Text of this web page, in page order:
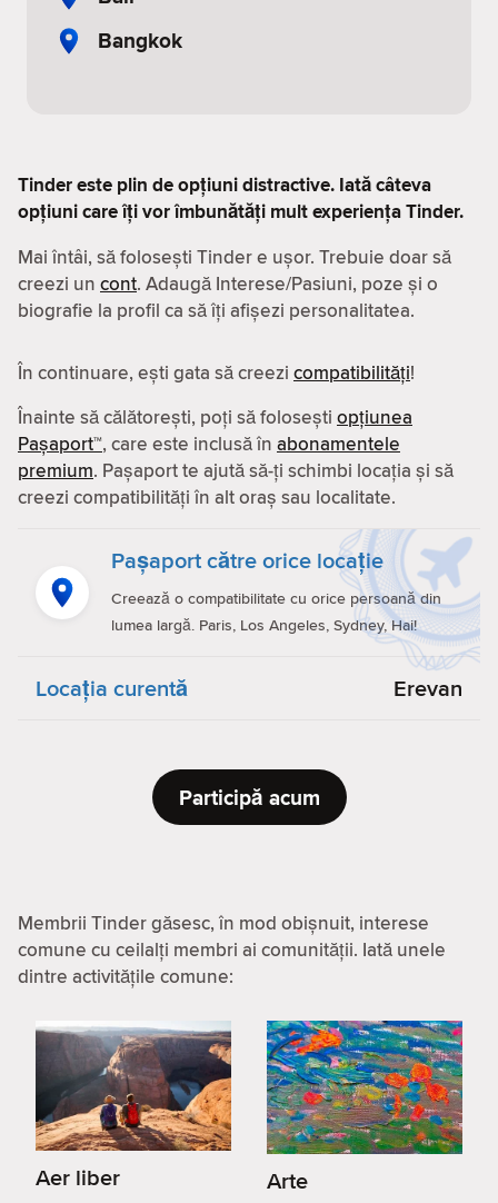
Bangkok
Tinder este plin de opțiuni distractive. Iată câteva
opțiuni care îți vor îmbunătăți mult experiența Tinder.
Mai întâi, să folosești Tinder e ușor. Trebuie doar să
creezi un cont. Adaugă Interese/Pasiuni, poze și o
biografie la profil ca să îți afișezi personalitatea.
În continuare, ești gata să creezi compatibilităţi!
Înainte să călătorești, poți să folosești opțiunea
Pașaport™, care este inclusă în abonamentele
premium. Pașaport te ajută să-ți schimbi locația și să
creezi compatibilităţi în alt oraș sau localitate.
Pașaport către orice locație
Creează o compatibilitate cu orice persoană din
lumea largă. Paris, Los Angeles, Sydney, Hai!
Locaţia curentă Erevan
Participă acum
Membrii Tinder găsesc, în mod obișnuit, interese
comune cu ceilalți membri ai comunității. Iată unele
dintre activitățile comune:
Aer liber Arte